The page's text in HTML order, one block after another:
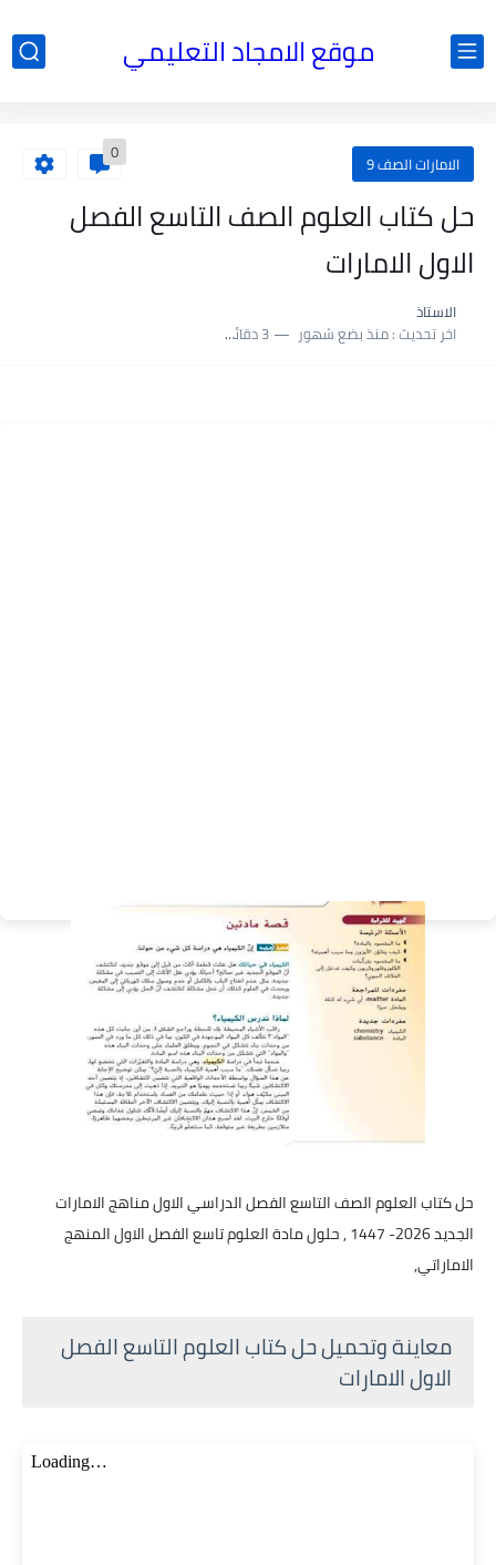
موقع الامجاد التعليمي
الامارات الصف 9 0
حل كتاب العلوم الصف التاسع الفصل
الاول الامارات
الاستاذ
اخر تحديث :منذ بضع شهور 3 دقائق للقراءة
حل كتاب العلوم الصف التاسع الفصل الدراسي الاول مناهج الامارات
الجديد 2026- 1447 , حلول مادة العلوم تاسع الفصل الاول المنهج
الاماراتي,
معاينة وتحميل حل كتاب العلوم التاسع الفصل
الاول الامارات